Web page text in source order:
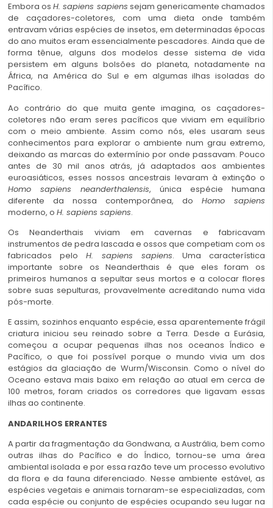
Embora osH. sapiens sapiens sejam genericamente chamados
de caçadores-coletores, com uma dieta onde também
entravam várias espécies de insetos, em determinadas épocas
do ano muitos eram essencialmente pescadores. Ainda que de
forma tênue, alguns dos modelos desse sistema de vida
persistem em alguns bolsões do planeta, notadamente na
África, na América do Sul e em algumas ilhas isoladas do
Pacífico.
Ao contrário do que muita gente imagina, os caçadores-
coletores não eram seres pacíficos que viviam em equilíbrio
com o meio ambiente. Assim como nós, eles usaram seus
conhecimentos para explorar o ambiente num grau extremo,
deixando as marcas do extermínio por onde passavam. Pouco
antes de 30 mil anos atrás, já adaptados aos ambientes
euroasiáticos, esses nossos ancestrais levaram à extinção o
Homo sapiens neanderthalensis, única espécie humana
diferente da nossa contemporânea, do Homo sapiens
moderno, o H. sapiens sapiens.
Os Neanderthais viviam em cavernas e fabricavam
instrumentos de pedra lascada e ossos que competiam com os
fabricados pelo H. sapiens sapiens. Uma característica
importante sobre os Neanderthais é que eles foram os
primeiros humanos a sepultar seus mortos e a colocar flores
sobre suas sepulturas, provavelmente acreditando numa vida
pós-morte.
E assim, sozinhos enquanto espécie, essa aparentemente frágil
criatura iniciou seu reinado sobre a Terra. Desde a Eurásia,
começou a ocupar pequenas ilhas nos oceanos Índico e
Pacífico, o que foi possível porque o mundo vivia um dos
estágios da glaciação de Wurm/Wisconsin. Como o nível do
Oceano estava mais baixo em relação ao atual em cerca de
100 metros, foram criados os corredores que ligavam essas
ilhas ao continente.
ANDARILHOS ERRANTES
A partir da fragmentação da Gondwana, a Austrália, bem como
outras ilhas do Pacífico e do Índico, tornou-se uma área
ambiental isolada e por essa razão teve um processo evolutivo
da flora e da fauna diferenciado. Nesse ambiente estável, as
espécies vegetais e animais tornaram-se especializadas, com
cada espécie ou conjunto de espécies ocupando seu lugar na